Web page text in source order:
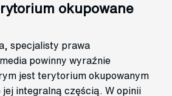
okupowane
specjalisty prawa
powinny wyraźnie
jest terytorium okupowanym
jej integralną częścią. W opinii